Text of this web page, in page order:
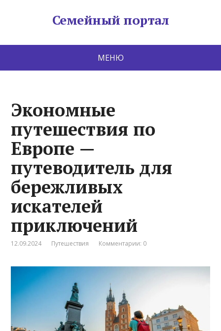
Семейный портал
МЕНЮ
Экономные
путешествия по
Европе —
путеводитель для
бережливых
искателей
приключений
12.09.2024 Путешествия Комментарии: 0